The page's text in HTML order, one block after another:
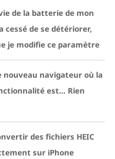
de la batterie de mon
cessé de se détériorer,
je modifie ce paramètre
nouveau navigateur où la
est… Rien
des fichiers HEIC
sur iPhone